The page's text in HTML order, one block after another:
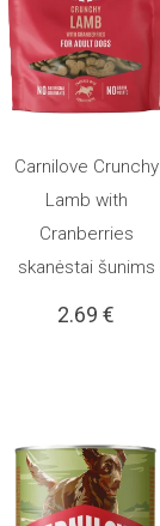
Į KREPŠELĮ
Carnilove Crunchy
Lamb with
Cranberries
skanėstai šunims
2.69€